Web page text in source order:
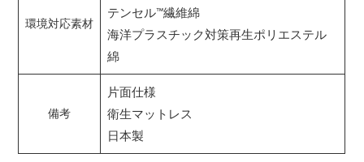
環境対応素材
テンセル™繊維綿
海洋プラスチック対策再生ポリエステル
綿
備考
片面仕様
衛生マットレス
日本製